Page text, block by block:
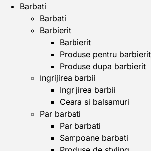
Barbati
Barbati
Barbierit
Barbierit
Produse pentru barbierit
Produse dupa barbierit
Ingrijirea barbii
Ingrijirea barbii
Ceara si balsamuri
Par barbati
Par barbati
Sampoane barbati